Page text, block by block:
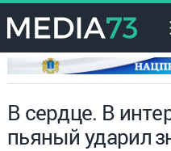
В сердце. В
пьяный ударил